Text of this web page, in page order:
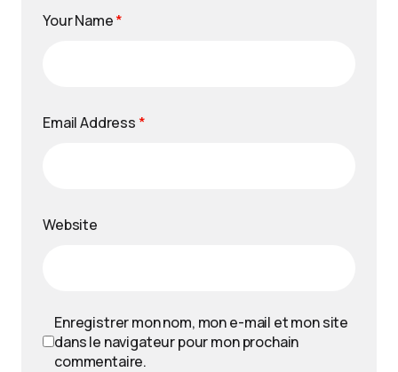
Your Name*
Email Address *
Website
Enregistrer mon nom, mon e-mail et mon site
dans le navigateur pour mon prochain
commentaire.